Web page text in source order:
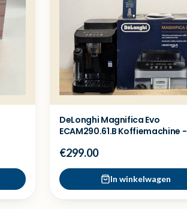
DeLonghi Magnifica Evo
ECAM290.61.B Koffiemachine -
€299.00
In winkelwagen